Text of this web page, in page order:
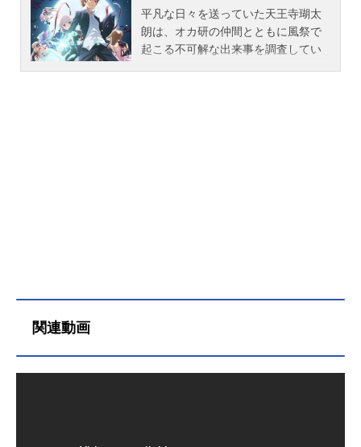
平凡な日々を送っていた天王寺瑚太
朗は、オカ研の仲間とともに風祭で
起こる不可解な出来事を調査してい
花ルチア：朝樹りさ篝：花澤香菜ス
関連動画